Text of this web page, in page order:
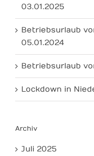
03.01.2025
Betriebsurlaub
05.01.2024
Betriebsurlaub
Lockdown in
Archiv
Juli 2025